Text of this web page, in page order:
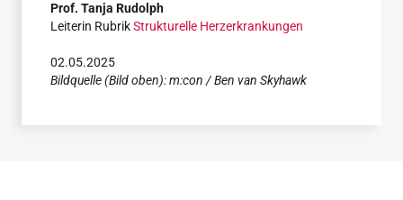
Prof. Tanja Rudolph
Leiterin RubrikStrukturelle Herzerkrankungen
02.05.2025
Bildquelle (Bild oben): m:con / Ben van Skyhawk